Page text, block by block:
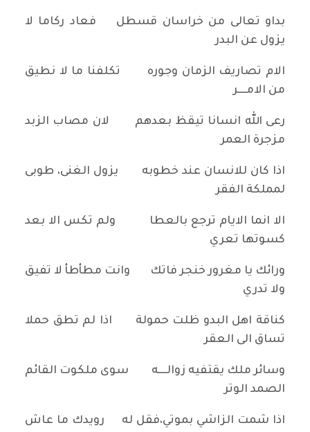
بداو تعالى من خراسان قسطل فعاد ركاما لا
يزول عن البدر
الام تصاريف الزمان وجوره تكلفنا ما لا نطيق
من الامــــر
رعى الله انسانا تيقظ بعدهم لان مصاب الزبد
مزجرة العمر
اذا كان للانسان عند خطوبه يزول الغنى، طوبى
لمملكة الفقر
الا انما الايام ترجع بالعطا ولم تكس الا بعد
كسوتها تعري
ورائك يا مغرور خنجر فاتك وانت مطأطأ لا تفيق
ولا تدري
كناقة اهل البدو ظلت حمولة اذا لم تطق حملا
تساق الى العقر
وسائر ملك يقتفيه زوالــــه سوى ملكوت القائم
الصمد الوتر
اذا شمت الزاشي بموتي،فقل له رويدك ما عاش